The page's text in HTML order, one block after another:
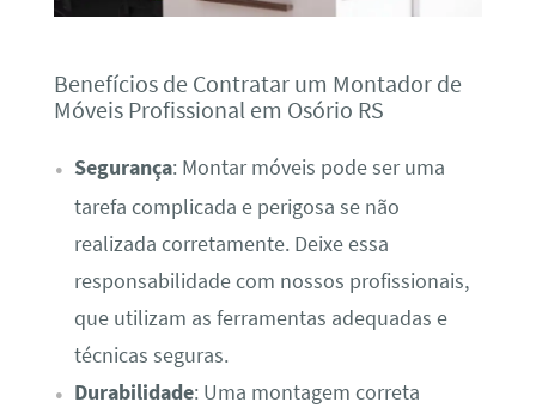
Benefícios de Contratar um Montador de
Móveis Profissional em Osório RS
Segurança: Montar móveis pode ser uma
tarefa complicada e perigosa se não
realizada corretamente. Deixe essa
responsabilidade com nossos profissionais,
que utilizam as ferramentas adequadas e
técnicas seguras.
Durabilidade: Uma montagem correta